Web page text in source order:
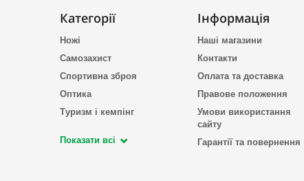
Категорії
Ножі
Самозахист
Спортивна зброя
Оптика
Туризм і кемпінг
Показати всі
Інформація
Наші магазини
Контакти
Оплата та доставка
Правове положення
Умови використання
сайту
Гарантії та повернення